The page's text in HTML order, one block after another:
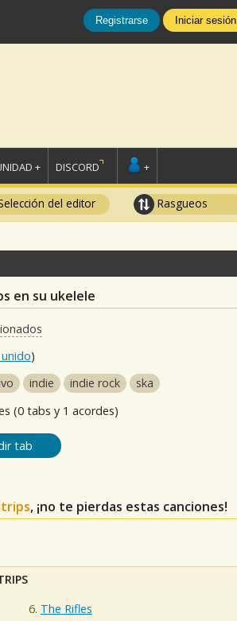
Registrarse Iniciar sesión
+ DISCORD +
del editor Rasgueos
en su ukelele
)
indie indie rock
ska
(0 tabs y 1 acordes)
tab
, ¡no te pierdas estas canciones!
The Rifles